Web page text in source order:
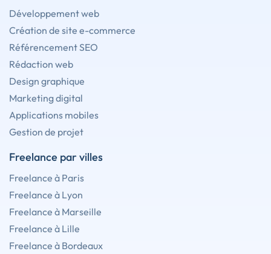
Développement web
Création de site e-commerce
Référencement SEO
Rédaction web
Design graphique
Marketing digital
Applications mobiles
Gestion de projet
Freelance par villes
Freelance à Paris
Freelance à Lyon
Freelance à Marseille
Freelance à Lille
Freelance à Bordeaux